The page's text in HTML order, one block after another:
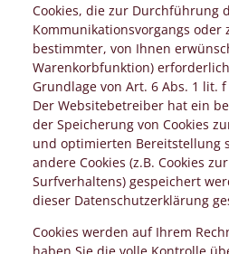
Cookies, die zur Durchführung
Kommunikationsvorgangs oder
bestimmter, von Ihnen
Warenkorbfunktion)
Grundlage von Art. 6 Abs. 1 lit. f
Der Websitebetreiber hat ein
der Speicherung von Cookies
und optimierten Bereitstellung
andere Cookies (z.B. Cookies
Surfverhaltens) gespeichert
dieser Datenschutzerklärung
Cookies werden auf Ihrem